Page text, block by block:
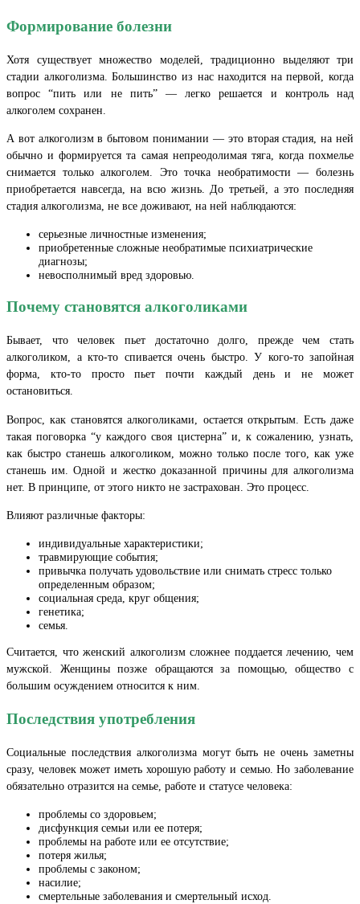
Формирование болезни
Хотя существует множество моделей, традиционно выделяют три
стадии алкоголизма. Большинство из нас находится на первой, когда
вопрос “пить или не пить” — легко решается и контроль над
алкоголем сохранен.
А вот алкоголизм в бытовом понимании — это вторая стадия, на ней
обычно и формируется та самая непреодолимая тяга, когда похмелье
снимается только алкоголем. Это точка необратимости — болезнь
приобретается навсегда, на всю жизнь. До третьей, а это последняя
стадия алкоголизма, не все доживают, на ней наблюдаются:
серьезные личностные изменения;
приобретенные сложные необратимые психиатрические
диагнозы;
невосполнимый вред здоровью.
Почему становятся алкоголиками
Бывает, что человек пьет достаточно долго, прежде чем стать
алкоголиком, а кто-то спивается очень быстро. У кого-то запойная
форма, кто-то просто пьет почти каждый день и не может
остановиться.
Вопрос, как становятся алкоголиками, остается открытым. Есть даже
такая поговорка “у каждого своя цистерна” и, к сожалению, узнать,
как быстро станешь алкоголиком, можно только после того, как уже
станешь им. Одной и жестко доказанной причины для алкоголизма
нет. В принципе, от этого никто не застрахован. Это процесс.
Влияют различные факторы:
индивидуальные характеристики;
травмирующие события;
привычка получать удовольствие или снимать стресс только
определенным образом;
социальная среда, круг общения;
генетика;
семья.
Считается, что женский алкоголизм сложнее поддается лечению, чем
мужской. Женщины позже обращаются за помощью, общество с
большим осуждением относится к ним.
Последствия употребления
Социальные последствия алкоголизма могут быть не очень заметны
сразу, человек может иметь хорошую работу и семью. Но заболевание
обязательно отразится на семье, работе и статусе человека:
проблемы со здоровьем;
дисфункция семьи или ее потеря;
проблемы на работе или ее отсутствие;
потеря жилья;
проблемы с законом;
насилие;
смертельные заболевания и смертельный исход.